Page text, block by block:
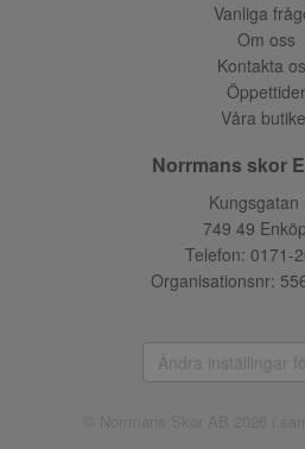
Vanliga
Om oss
Kontakta
Öppettider
Våra
Norrmans skor
Kungsgatan
749 49
Telefon: 0171-
Organisationsnr:
Ändra inställingar